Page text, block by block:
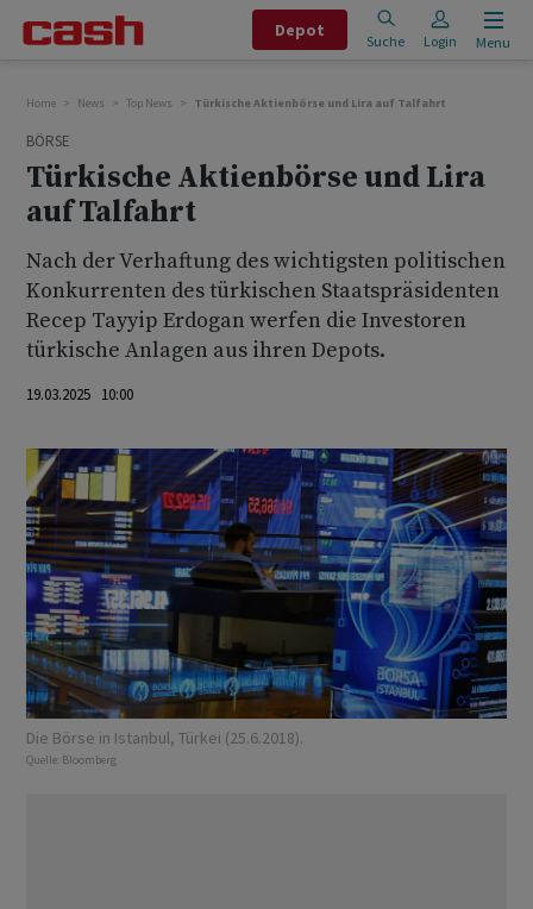
Depot
Suche Login Menu
Home News Top News Türkische Aktienbörse und Lira auf Talfahrt
BÖRSE
Türkische Aktienbörse und Lira
auf Talfahrt
Nach der Verhaftung des wichtigsten politischen
Konkurrenten des türkischen Staatspräsidenten
Recep Tayyip Erdogan werfen die Investoren
türkische Anlagen aus ihren Depots.
19.03.2025 10:00
Die Börse in Istanbul, Türkei (25.6.2018).
Quelle: Bloomberg